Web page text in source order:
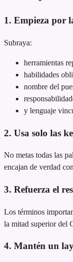
1. Empieza por
Subraya:
herramientas
habilidades
nombre del
y lenguaje
2. Usa solo las
No metas todas las
encajan de verdad
3. Refuerza el
Los términos
la mitad superior del
4. Mantén un